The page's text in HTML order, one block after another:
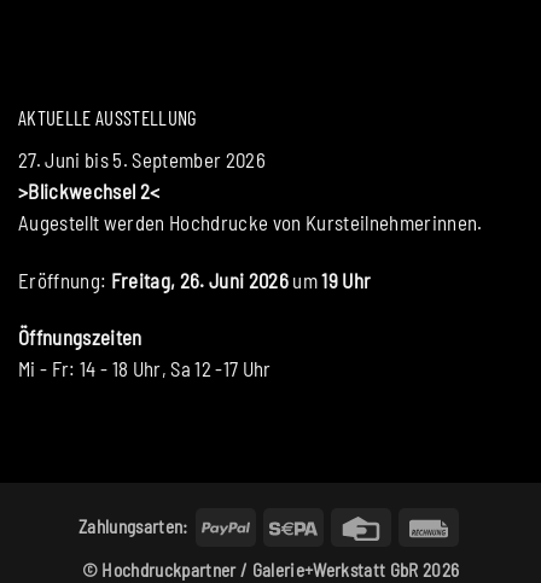
AKTUELLE AUSSTELLUNG
27. Juni bis 5. September 2026
>Blickwechsel 2<
Augestellt werden Hochdrucke von Kursteilnehmerinnen.
Eröffnung: Freitag, 26. Juni 2026 um19 Uhr
Öffnungszeiten
Mi - Fr: 14 - 18 Uhr, Sa 12 -17 Uhr
Zahlungsarten: PayPal Sepa
Credit
© Hochdruckpartner / Galerie+Werkstatt GbR 2026